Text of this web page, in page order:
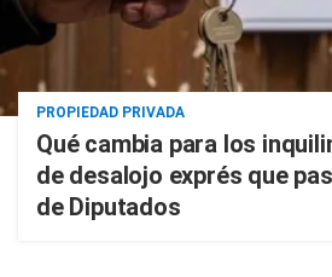
PROPIEDAD PRIVADA
Qué cambia para los
de desalojo exprés que
de Diputados